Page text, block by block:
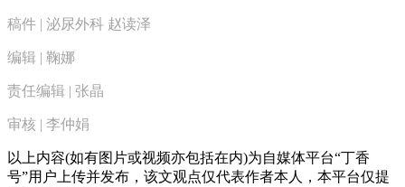
稿件 | 泌尿外科 赵读泽
编辑 | 鞠娜
责任编辑 | 张晶
审核 | 李仲娟
以上内容(如有图片或视频亦包括在内)为自媒体平台“丁香
号”用户上传并发布，该文观点仅代表作者本人，本平台仅提